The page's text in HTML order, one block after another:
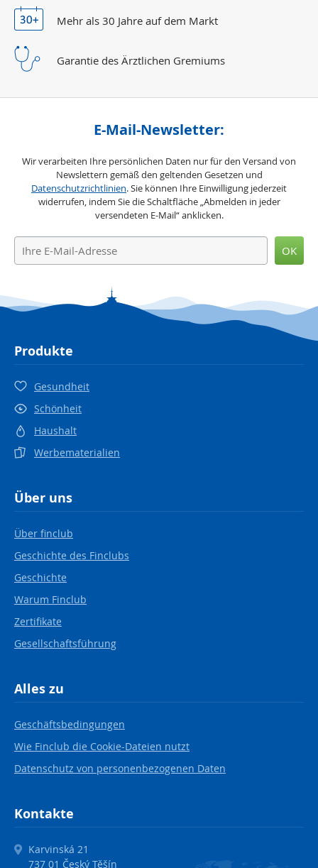
Mehr als 30 Jahre auf dem Markt
Garantie des Ärztlichen Gremiums
E-Mail-Newsletter:
Wir verarbeiten Ihre persönlichen Daten nur für den Versand von
Newslettern gemäß den geltenden Gesetzen und
Datenschutzrichtlinien. Sie können Ihre Einwilligung jederzeit
widerrufen, indem Sie die Schaltfläche „Abmelden in jeder
versendeten E-Mail“ anklicken.
OK
Produkte
Gesundheit
Schönheit
Haushalt
Werbematerialien
Über uns
Über finclub
Geschichte des Finclubs
Geschichte
Warum Finclub
Zertifikate
Gesellschaftsführung
Alles zu
Geschäftsbedingungen
Wie Finclub die Cookie-Dateien nutzt
Datenschutz von personenbezogenen Daten
Kontakte
Karvinská 21
737 01 Český Těšín